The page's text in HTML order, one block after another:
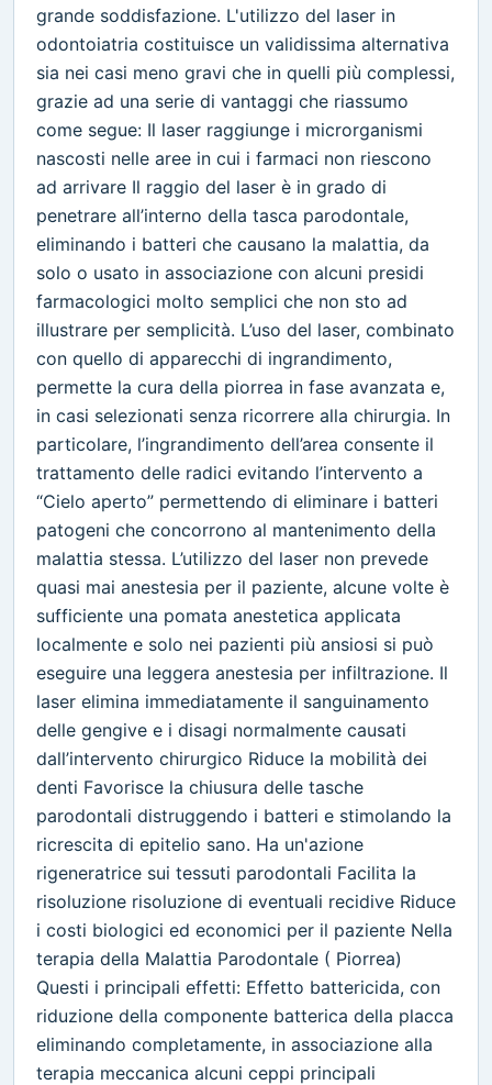
grande soddisfazione. L'utilizzo del laser in
odontoiatria costituisce un validissima alternativa
sia nei casi meno gravi che in quelli più complessi,
grazie ad una serie di vantaggi che riassumo
come segue: Il laser raggiunge i microrganismi
nascosti nelle aree in cui i farmaci non riescono
ad arrivare Il raggio del laser è in grado di
penetrare all’interno della tasca parodontale,
eliminando i batteri che causano la malattia, da
solo o usato in associazione con alcuni presidi
farmacologici molto semplici che non sto ad
illustrare per semplicità. L’uso del laser, combinato
con quello di apparecchi di ingrandimento,
permette la cura della piorrea in fase avanzata e,
in casi selezionati senza ricorrere alla chirurgia. In
particolare, l’ingrandimento dell’area consente il
trattamento delle radici evitando l’intervento a
“Cielo aperto” permettendo di eliminare i batteri
patogeni che concorrono al mantenimento della
malattia stessa. L’utilizzo del laser non prevede
quasi mai anestesia per il paziente, alcune volte è
sufficiente una pomata anestetica applicata
localmente e solo nei pazienti più ansiosi si può
eseguire una leggera anestesia per infiltrazione. Il
laser elimina immediatamente il sanguinamento
delle gengive e i disagi normalmente causati
dall’intervento chirurgico Riduce la mobilità dei
denti Favorisce la chiusura delle tasche
parodontali distruggendo i batteri e stimolando la
ricrescita di epitelio sano. Ha un'azione
rigeneratrice sui tessuti parodontali Facilita la
risoluzione risoluzione di eventuali recidive Riduce
i costi biologici ed economici per il paziente Nella
terapia della Malattia Parodontale ( Piorrea)
Questi i principali effetti: Effetto battericida, con
riduzione della componente batterica della placca
eliminando completamente, in associazione alla
terapia meccanica alcuni ceppi principali